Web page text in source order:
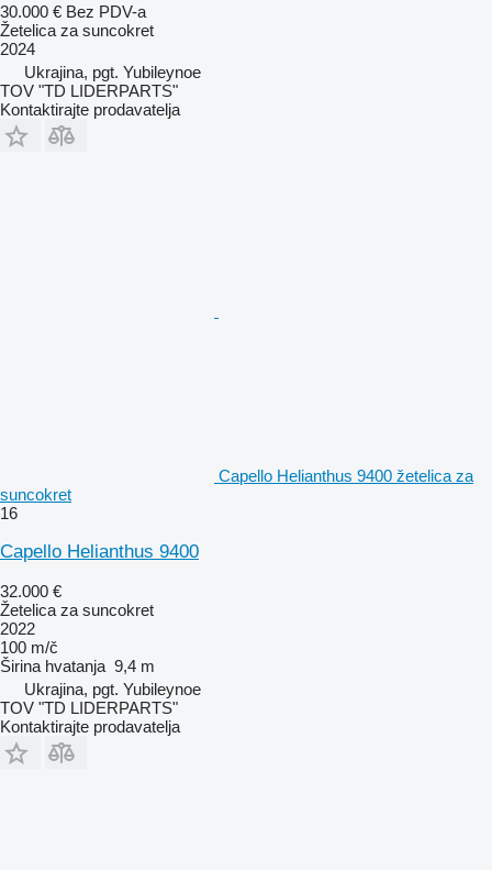
30.000 € Bez PDV-a
Žetelica za suncokret
2024
Ukrajina, pgt. Yubileynoe
TOV "TD LIDERPARTS"
Kontaktirajte prodavatelja
Capello Helianthus 9400 žetelica za
suncokret
16
Capello Helianthus 9400
32.000 €
Žetelica za suncokret
2022
100 m/č
Širina hvatanja 9,4 m
Ukrajina, pgt. Yubileynoe
TOV "TD LIDERPARTS"
Kontaktirajte prodavatelja